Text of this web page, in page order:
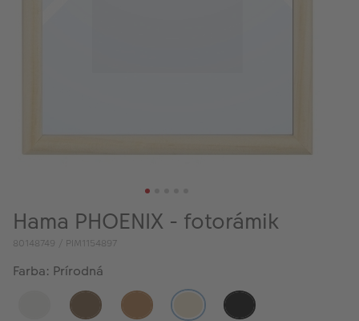
Hama PHOENIX - fotorámik
80148749 / PIM1154897
Farba: Prírodná